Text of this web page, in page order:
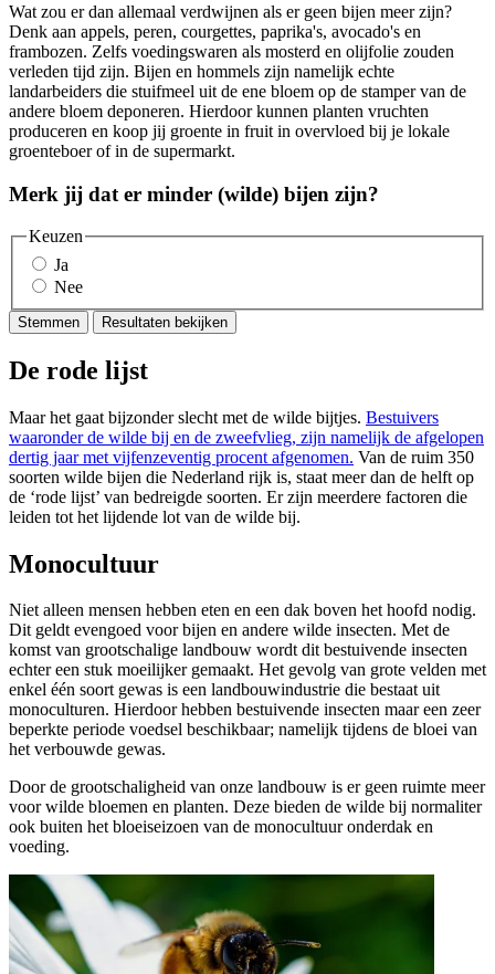
Wat zou er dan allemaal verdwijnen als er geen bijen meer zijn?
Denk aan appels, peren, courgettes, paprika's, avocado's en
frambozen. Zelfs voedingswaren als mosterd en olijfolie zouden
verleden tijd zijn. Bijen en hommels zijn namelijk echte
landarbeiders die stuifmeel uit de ene bloem op de stamper van de
andere bloem deponeren. Hierdoor kunnen planten vruchten
produceren en koop jij groente in fruit in overvloed bij je lokale
groenteboer of in de supermarkt.
Merk jij dat er minder (wilde) bijen zijn?
Keuzen
Ja
Nee
Stemmen Resultaten bekijken
De rode lijst
Maar het gaat bijzonder slecht met de wilde bijtjes. Bestuivers
waaronder de wilde bij en de zweefvlieg, zijn namelijk de afgelopen
dertig jaar met vijfenzeventig procent afgenomen. Van de ruim 350
soorten wilde bijen die Nederland rijk is, staat meer dan de helft op
de ‘rode lijst’ van bedreigde soorten. Er zijn meerdere factoren die
leiden tot het lijdende lot van de wilde bij.
Monocultuur
Niet alleen mensen hebben eten en een dak boven het hoofd nodig.
Dit geldt evengoed voor bijen en andere wilde insecten. Met de
komst van grootschalige landbouw wordt dit bestuivende insecten
echter een stuk moeilijker gemaakt. Het gevolg van grote velden met
enkel één soort gewas is een landbouwindustrie die bestaat uit
monoculturen. Hierdoor hebben bestuivende insecten maar een zeer
beperkte periode voedsel beschikbaar; namelijk tijdens de bloei van
het verbouwde gewas.
Door de grootschaligheid van onze landbouw is er geen ruimte meer
voor wilde bloemen en planten. Deze bieden de wilde bij normaliter
ook buiten het bloeiseizoen van de monocultuur onderdak en
voeding.